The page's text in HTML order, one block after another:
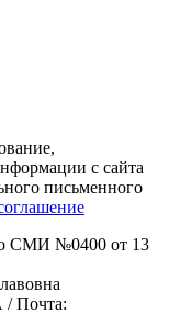
с сайта
письменного
СМИ №0400 от 13
/ Почта: